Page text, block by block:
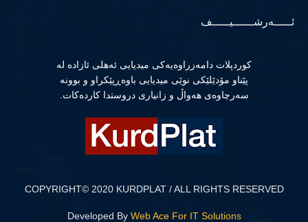
ئـــــەرشــــــیـــــف
كوردپلات دامەزراوەیەكی میدیایی ئەهلی ئازادە لە
پێناو مۆدێلێكی نوێی میدیایی باوەڕپێكراو و بوونە
سەرچاوەی هەواڵ و زانیاری دروستدا كاردەكات.
COPYRIGHT© 2020 KURDPLAT / ALL RIGHTS RESERVED
Web Ace For IT Solutions
Developed By